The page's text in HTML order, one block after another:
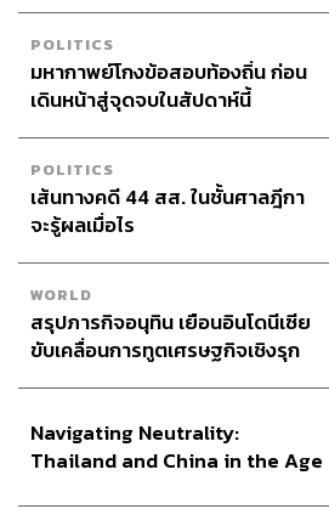
POLITICS
มหากาพย์โกงข้อสอบท้องถิ่น ก่อน
เดินหน้าสู่จุดจบในสัปดาห์นี้
POLITICS
เส้นทางคดี 44 สส. ในชั้นศาลฎีกา
จะรู้ผลเมื่อไร
WORLD
สรุปภารกิจอนุทิน เยือนอินโดนีเซีย
ขับเคลื่อนการทูตเศรษฐกิจเชิงรุก
Navigating Neutrality:
Thailand and China in the Age